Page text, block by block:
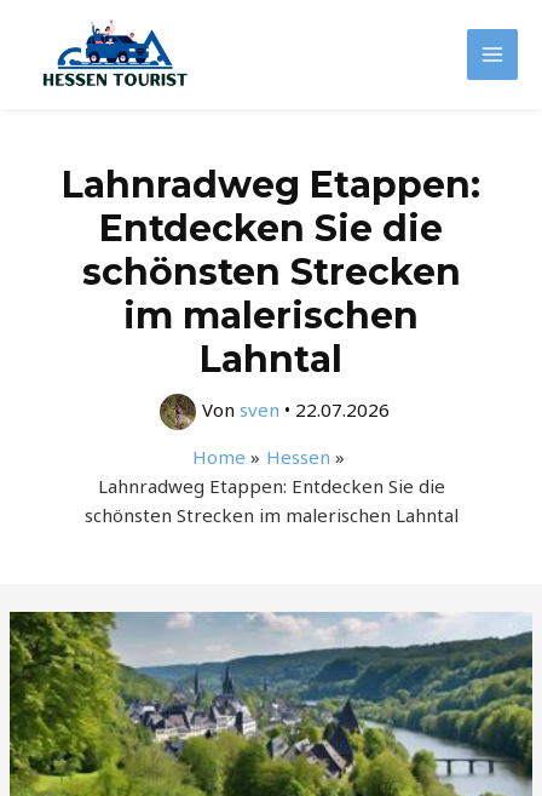
springen
Main
Lahnradweg Etappen:
Entdecken Sie die
schönsten Strecken
im malerischen
Lahntal
Von sven • 22.07.2026
Home
Hessen
Lahnradweg Etappen: Entdecken Sie die
schönsten Strecken im malerischen Lahntal